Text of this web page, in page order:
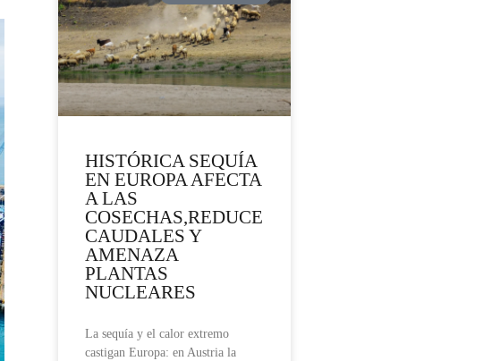
HISTÓRICA SEQUÍA
EN EUROPA AFECTA
A LAS
COSECHAS,REDUCE
CAUDALES Y
AMENAZA
PLANTAS
NUCLEARES
La sequía y el calor extremo
castigan Europa: en Austria la